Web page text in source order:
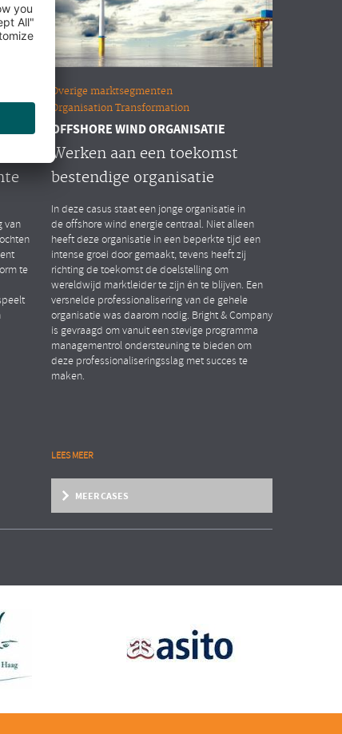
van
te
Overige marktsegmenten
Organisation Transformation
OFFSHORE WIND ORGANISATIE
Werken aan een toekomst
bestendige organisatie
In deze casus staat een jonge organisatie in
de offshore wind energie centraal. Niet alleen
heeft deze organisatie in een beperkte tijd een
intense groei door gemaakt, tevens heeft zij
richting de toekomst de doelstelling om
wereldwijd marktleider te zijn én te blijven. Een
versnelde professionalisering van de gehele
organisatie was daarom nodig. Bright & Company
is gevraagd om vanuit een stevige programma
managementrol ondersteuning te bieden om
deze professionaliseringsslag met succes te
maken.
LEES MEER
Zakelijke dienstverlening
MEER CASES